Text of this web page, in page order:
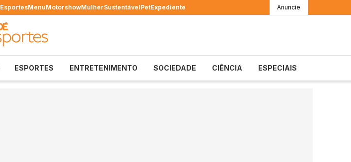
EsportesMenuMotorshowMulherSustentávelPetExpediente Anuncie
ESPORTES ENTRETENIMENTO SOCIEDADE CIÊNCIA ESPECIAIS